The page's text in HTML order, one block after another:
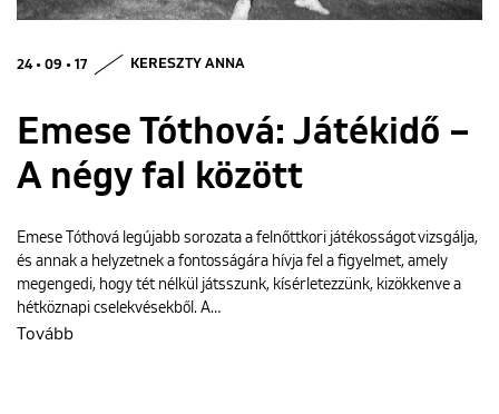
24 • 09 • 17 KERESZTY ANNA
Emese Tóthová: Játékidő –
A négy fal között
Emese Tóthová legújabb sorozata a felnőttkori játékosságot vizsgálja,
és annak a helyzetnek a fontosságára hívja fel a figyelmet, amely
megengedi, hogy tét nélkül játsszunk, kísérletezzünk, kizökkenve a
hétköznapi cselekvésekből. A…
Tovább